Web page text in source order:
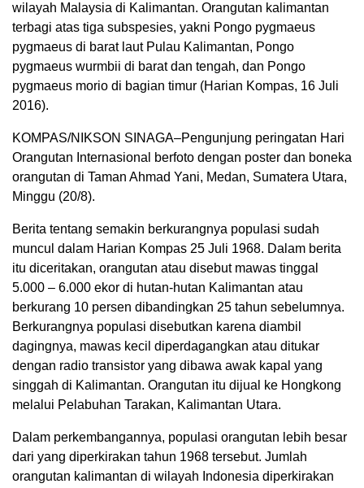
wilayah Malaysia di Kalimantan. Orangutan kalimantan
terbagi atas tiga subspesies, yakni Pongo pygmaeus
pygmaeus di barat laut Pulau Kalimantan, Pongo
pygmaeus wurmbii di barat dan tengah, dan Pongo
pygmaeus morio di bagian timur (Harian Kompas, 16 Juli
2016).
KOMPAS/NIKSON SINAGA–Pengunjung peringatan Hari
Orangutan Internasional berfoto dengan poster dan boneka
orangutan di Taman Ahmad Yani, Medan, Sumatera Utara,
Minggu (20/8).
Berita tentang semakin berkurangnya populasi sudah
muncul dalam Harian Kompas 25 Juli 1968. Dalam berita
itu diceritakan, orangutan atau disebut mawas tinggal
5.000 – 6.000 ekor di hutan-hutan Kalimantan atau
berkurang 10 persen dibandingkan 25 tahun sebelumnya.
Berkurangnya populasi disebutkan karena diambil
dagingnya, mawas kecil diperdagangkan atau ditukar
dengan radio transistor yang dibawa awak kapal yang
singgah di Kalimantan. Orangutan itu dijual ke Hongkong
melalui Pelabuhan Tarakan, Kalimantan Utara.
Dalam perkembangannya, populasi orangutan lebih besar
dari yang diperkirakan tahun 1968 tersebut. Jumlah
orangutan kalimantan di wilayah Indonesia diperkirakan